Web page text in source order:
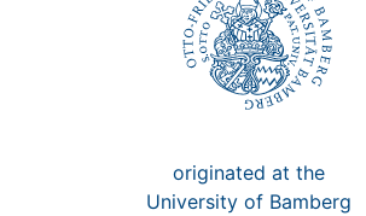
originated at the
University of Bamberg